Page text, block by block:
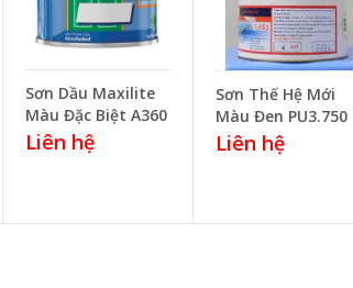
Sơn Dầu Maxilite
Màu Đặc Biệt A360
Liên hệ
Sơn Thế Hệ Mới
Màu Đen PU3.750
Liên hệ